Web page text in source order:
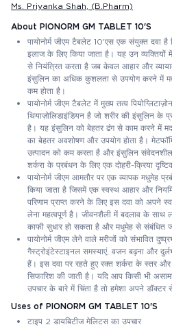
Ms. Priyanka Shah , (B.Pharm)
About PIONORM GM TABLET 10'S
पायोनोर्म जीएम टैबलेट 10'एस एक संयुक्त दवा
इलाज के लिए किया जाता है। यह उन व्यक्तियों
से नियंत्रित करता है जब केवल आहार और
इंसुलिन का अधिक कुशलता से उपयोग करने में
कम होता है।
पायोनोर्म जीएम टैबलेट में मुख्य तत्व
थियाज़ोलिडाइंडियन है जो शरीर की इंसुलिन के
है। यह इंसुलिन को बेहतर ढंग से काम करने में
का बेहतर अवशोषण और उपयोग होता है।
उत्पादन को कम करता है और इंसुलिन
शर्करा के प्रबंधन के लिए एक दोहरी-क्रिया
पायोनोर्म जीएम आमतौर पर एक व्यापक मधुमेह
किया जाता है जिसमें एक स्वस्थ आहार और
परिणाम प्राप्त करने के लिए इस दवा को अपने
लेना महत्वपूर्ण है। जीवनशैली में बदलाव के साथ
काफी सुधार हो सकता है और मधुमेह से संबंधित
पायोनोर्म जीएम लेने वाले मरीजों को संभावित
गैस्ट्रोइंटेस्टाइनल समस्याएं, वजन बढ़ना और
हैं। इस दवा पर रहते हुए रक्त शर्करा के स्तर और
सिफारिश की जाती है। यदि आप किसी भी
उपचार के बारे में चिंता है तो हमेशा अपने डॉक्टर
Uses of PIONORM GM TABLET 10'S
टाइप 2 डायबिटीज मेलिटस का उपचार